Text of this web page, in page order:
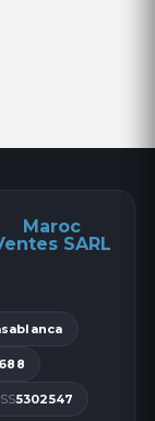
Maroc
SARL
5302547